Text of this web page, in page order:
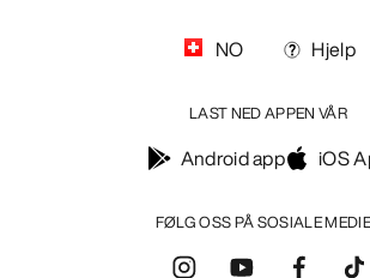
FØLG OSS PÅ SOSIALE
NO Hjelp
LAST NED APPEN VÅR
Android app iOS